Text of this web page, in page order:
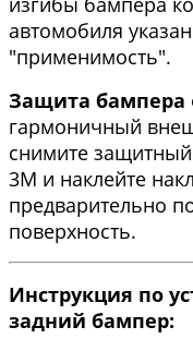
автомобиля
"применимость".
Защита бампера
гармоничный
снимите
3М и наклейте
предварительно
поверхность.
Инструкция по
задний бампер: